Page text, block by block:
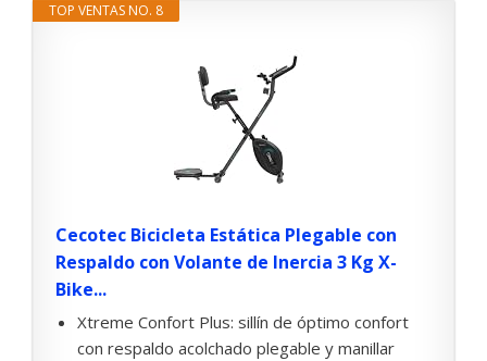
TOP VENTAS NO. 8
Cecotec Bicicleta Estática Plegable con
Respaldo con Volante de Inercia 3 Kg X-
Bike...
Xtreme Confort Plus: sillín de óptimo confort
con respaldo acolchado plegable y manillar